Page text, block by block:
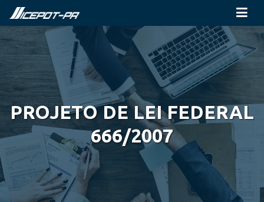
PROJETO DE LEI FEDERAL
666/2007